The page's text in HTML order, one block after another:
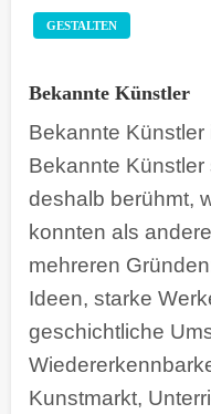
GESTALTEN
Bekannte Künstler
Bekannte
Bekannte
deshalb berühmt,
konnten als
mehreren
Ideen, starke
geschichtliche
Kunstmarkt,